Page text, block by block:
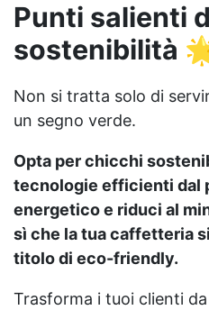
Punti salienti
sostenibilità
Non si tratta solo di
un segno verde.
Opta per chicchi
tecnologie efficienti dal
energetico e riduci al
sì che la tua caffetteria
titolo di eco-friendly.
Trasforma i tuoi clienti